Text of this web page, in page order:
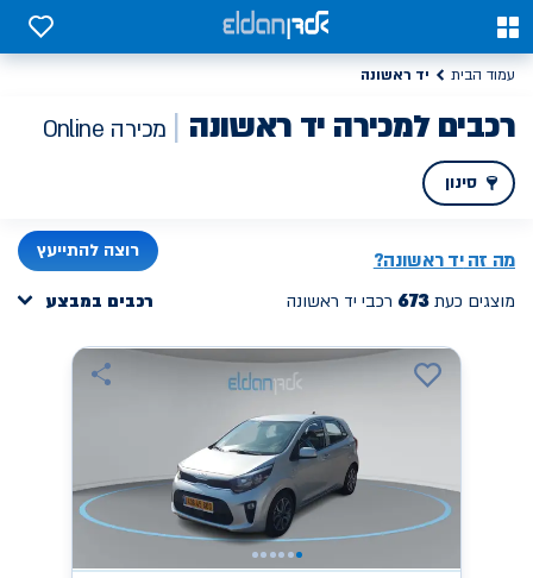
0
0
עמוד הבית יד ראשונה
רכבים למכירה יד ראשונה מכירה Online
סינון
מה זהיד ראשונה? רוצה להתייעץ
מוצגים כעת רכבי יד ראשונה רכבים במבצע